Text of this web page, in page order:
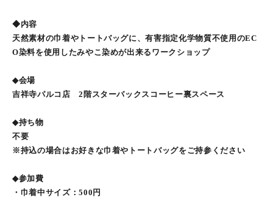
◆内容
天然素材の巾着やトートバッグに、有害指定化学物質不使用のEC
O染料を使用したみやこ染めが出来るワークショップ
◆会場
吉祥寺パルコ店 2階スターバックスコーヒー裏スペース
◆持ち物
不要
※持込の場合はお好きな巾着やトートバッグをご持参ください
◆参加費
・巾着中サイズ：500円